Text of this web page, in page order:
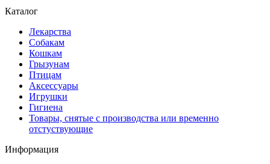
Каталог
Лекарства
Собакам
Кошкам
Грызунам
Птицам
Аксессуары
Игрушки
Гигиена
Товары, снятые с производства или временно
отстуствующие
Информация